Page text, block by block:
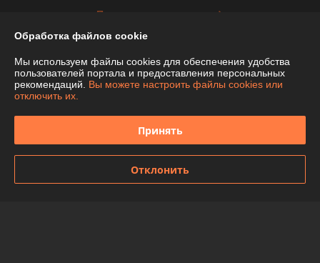
Показать все отзывы
О нас
Контакты
Обработка файлов cookie
Мы используем файлы cookies для обеспечения удобства
пользователей портала и предоставления персональных
рекомендаций. Вы можете настроить файлы cookies или
отключить их.
Принять
Отклонить